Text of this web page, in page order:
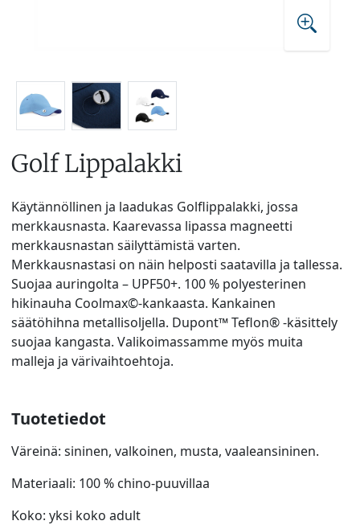
Golf Lippalakki
Käytännöllinen ja laadukas Golflippalakki, jossa
merkkausnasta. Kaarevassa lipassa magneetti
merkkausnastan säilyttämistä varten.
Merkkausnastasi on näin helposti saatavilla ja tallessa.
Suojaa auringolta – UPF50+. 100 % polyesterinen
hikinauha Coolmax©-kankaasta. Kankainen
säätöhihna metallisoljella. Dupont™ Teflon® -käsittely
suojaa kangasta. Valikoimassamme myös muita
malleja ja värivaihtoehtoja.
Tuotetiedot
Väreinä: sininen, valkoinen, musta, vaaleansininen.
Materiaali: 100 % chino-puuvillaa
Koko: yksi koko adult